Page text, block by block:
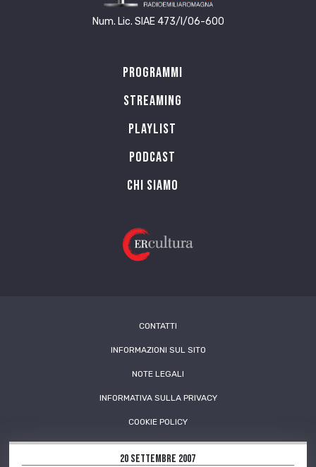
20 Settembre 2007
Num. Lic. SIAE 473/I/06-600
Programmi
Streaming
Playlist
PODCAST
Chi siamo
CONTATTI
INFORMAZIONI SUL SITO
NOTE LEGALI
INFORMATIVA SULLA PRIVACY
COOKIE POLICY